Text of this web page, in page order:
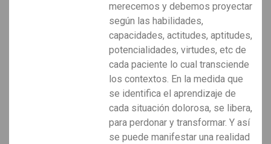
merecemos y debemos proyectar
según las habilidades,
capacidades, actitudes, aptitudes,
potencialidades, virtudes, etc de
cada paciente lo cual transciende
los contextos. En la medida que
se identifica el aprendizaje de
cada situación dolorosa, se libera,
para perdonar y transformar. Y así
se puede manifestar una realidad